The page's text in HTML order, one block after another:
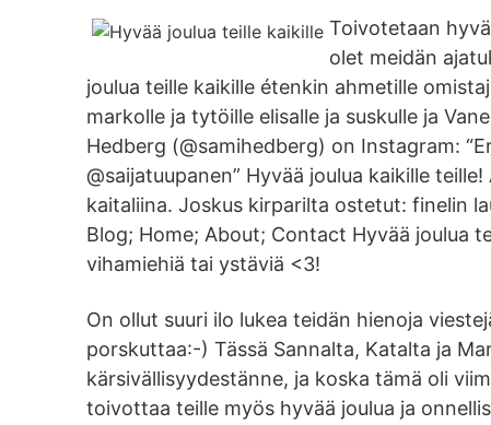
Toivotetaan
olet meidän
joulua teille kaikille étenkin ahmetille
markolle ja tytöille elisalle ja suskulle ja
Hedberg (@samihedberg) on Instagram:
@saijatuupanen” Hyvää joulua kaikille
kaitaliina. Joskus kirparilta ostetut: finelin
Blog; Home; About; Contact Hyvää joulua
vihamiehiä tai ystäviä <3!
On ollut suuri ilo lukea teidän hienoja
porskuttaa:-) Tässä Sannalta, Katalta ja
kärsivällisyydestänne, ja koska tämä oli
toivottaa teille myös hyvää joulua ja